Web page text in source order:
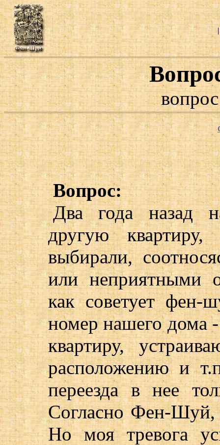
Вопрос:
Два года назад
другую
выбирали,
или неприятными
как советует
номер нашего дома
квартиру,
расположению и
переезда в нее
Согласно Фен-Шуй,
Но моя тревога